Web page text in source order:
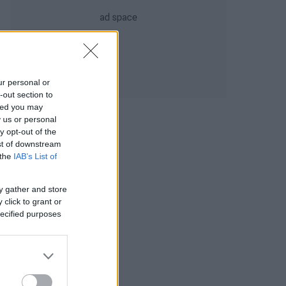
personal or
out section to
you may
us or personal
opt-out of the
of downstream
IAB’s List of
gather and store
click to grant or
purposes